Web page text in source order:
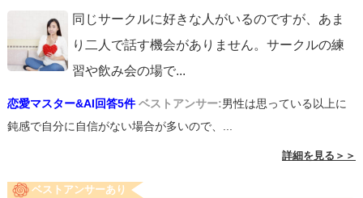
同じサークルに好きな人がいるのですが、あま
り二人で話す機会がありません。サークルの練
習や飲み会の場で...
恋愛マスター&AI回答5件 ベストアンサー:男性は思っている以上に
鈍感で自分に自信がない場合が多いので、...
詳細を見る＞＞
ベストアンサーあり